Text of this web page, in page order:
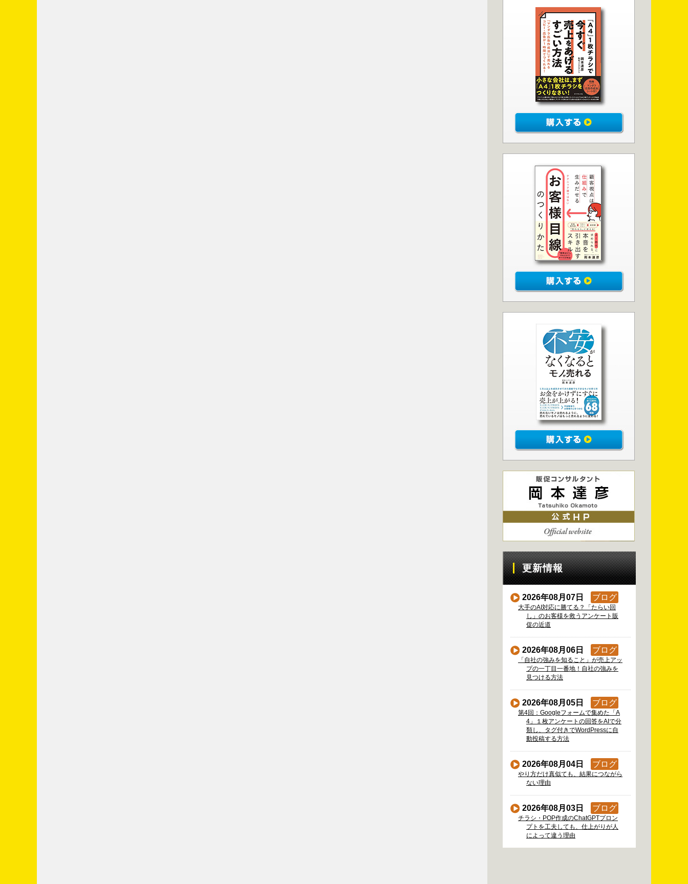
更新情報
2026年08月07日 ブログ
大手のAI対応に勝てる？「たらい回
し」のお客様を救うアンケート販
促の近道
2026年08月06日 ブログ
「自社の強みを知ること」が売上アッ
プの一丁目一番地！自社の強みを
見つける方法
2026年08月05日 ブログ
第4回：Googleフォームで集めた「A
4」１枚アンケートの回答をAIで分
類し、タグ付きでWordPressに自
動投稿する方法
2026年08月04日 ブログ
やり方だけ真似ても、結果につながら
ない理由
2026年08月03日 ブログ
チラシ・POP作成のChatGPTプロン
プトを工夫しても、仕上がりが人
によって違う理由